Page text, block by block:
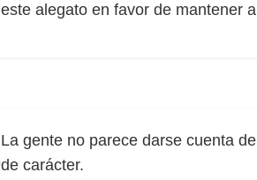
este alegato en favor de mantener
La gente no parece darse cuenta
de carácter.